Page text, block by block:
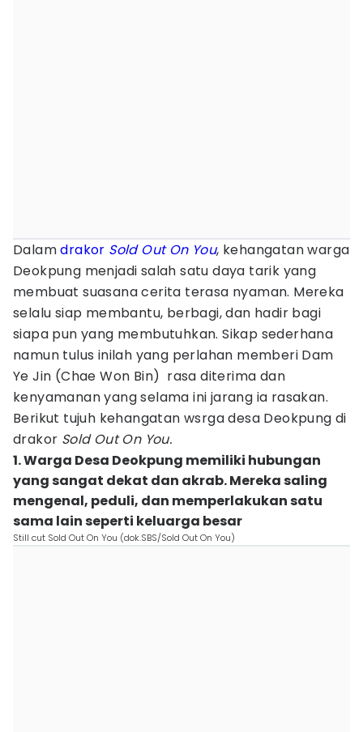
Dalamdrakor Sold Out On You, kehangatan warga
Deokpung menjadi salah satu daya tarik yang
membuat suasana cerita terasa nyaman. Mereka
selalu siap membantu, berbagi, dan hadir bagi
siapa pun yang membutuhkan. Sikap sederhana
namun tulus inilah yang perlahan memberi Dam
Ye Jin (Chae Won Bin) rasa diterima dan
kenyamanan yang selama ini jarang ia rasakan.
Berikut tujuh kehangatan wsrga desa Deokpung di
drakor Sold Out On You.
1. Warga Desa Deokpung memiliki hubungan
yang sangat dekat dan akrab. Mereka saling
mengenal, peduli, dan memperlakukan satu
sama lain seperti keluarga besar
Still cut Sold Out On You (dok.SBS/Sold Out On You)